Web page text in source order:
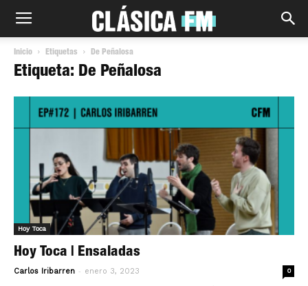
Inicio Etiquetas De Peñalosa
Etiqueta: De Peñalosa
Hoy Toca
Hoy Toca | Ensaladas
Carlos Iribarren - enero 3, 2023 0